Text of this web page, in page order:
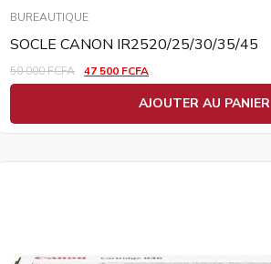
BUREAUTIQUE
SOCLE CANON IR2520/25/30/35/45
50 000FCFA 47 500 FCFA
AJOUTER AU PANIER